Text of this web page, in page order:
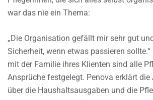
war das nie ein Thema:
„Die Organisation gefällt mir sehr gut
Sicherheit, wenn etwas passieren
mit der Familie ihres Klienten sind alle
Ansprüche festgelegt. Penova erklärt
über die Haushaltsausgaben und die